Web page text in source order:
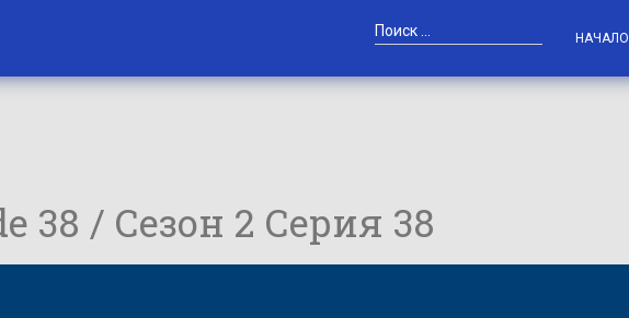
НАЧАЛО
38 / Сезон 2 Серия 38